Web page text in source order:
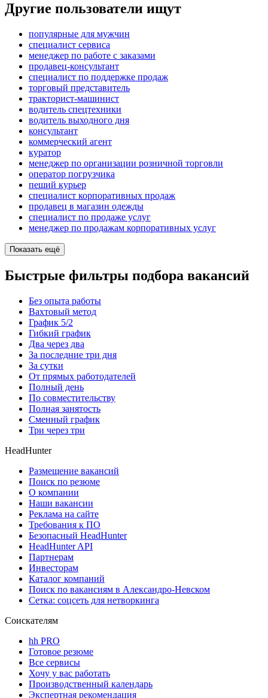
Другие пользователи ищут
популярные для мужчин
специалист сервиса
менеджер по работе с заказами
продавец-консультант
специалист по поддержке продаж
торговый представитель
тракторист-машинист
водитель спецтехники
водитель выходного дня
консультант
коммерческий агент
куратор
менеджер по организации розничной торговли
оператор погрузчика
пеший курьер
специалист корпоративных продаж
продавец в магазин одежды
специалист по продаже услуг
менеджер по продажам корпоративных услуг
Показать ещё
Быстрые фильтры подбора вакансий
Без опыта работы
Вахтовый метод
График 5/2
Гибкий график
Два через два
За последние три дня
За сутки
От прямых работодателей
Полный день
По совместительству
Полная занятость
Сменный график
Три через три
HeadHunter
Размещение вакансий
Поиск по резюме
О компании
Наши вакансии
Реклама на сайте
Требования к ПО
Безопасный HeadHunter
HeadHunter API
Партнерам
Инвесторам
Каталог компаний
Поиск по вакансиям в Александро-Невском
Сетка: соцсеть для нетворкинга
Соискателям
hh PRO
Готовое резюме
Все сервисы
Хочу у вас работать
Производственный календарь
Экспертная рекомендация